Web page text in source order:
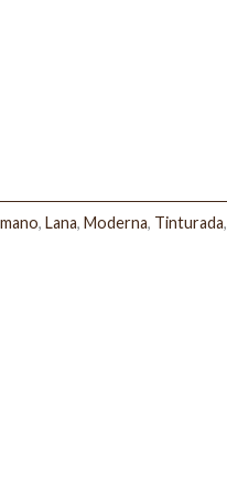
, Lana, Moderna, Tinturada,